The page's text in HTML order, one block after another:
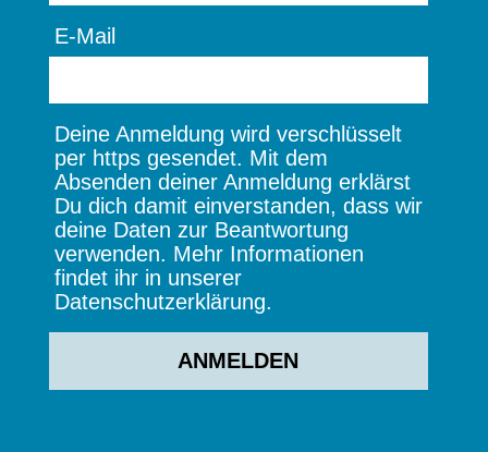
E-Mail
Deine Anmeldung wird verschlüsselt
per https gesendet. Mit dem
Absenden deiner Anmeldung erklärst
Du dich damit einverstanden, dass wir
deine Daten zur Beantwortung
verwenden. Mehr Informationen
findet ihr in unserer
Datenschutzerklärung.